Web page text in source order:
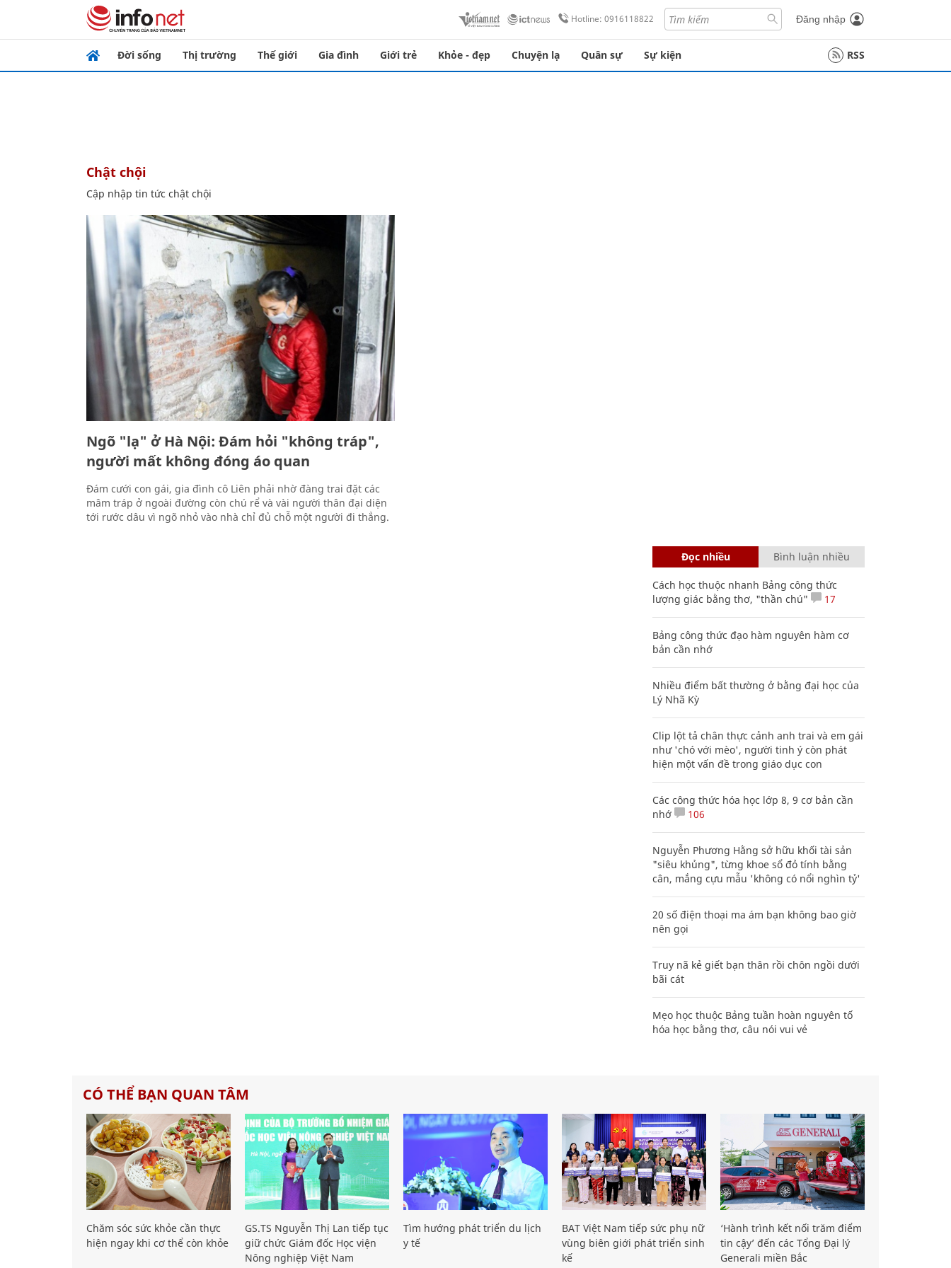
Hotline: 0916118822 Đăng nhập
Đời sống Thị trường Thế giới Gia đình Giới trẻ Khỏe - đẹp Chuyện lạ Quân sự Sự kiện RSS
chật chội
Cập nhập tin tức chật chội
Ngõ "lạ" ở Hà Nội: Đám hỏi "không tráp",
người mất không đóng áo quan
Đám cưới con gái, gia đình cô Liên phải nhờ đàng trai đặt các
mâm tráp ở ngoài đường còn chú rể và vài người thân đại diện
tới rước dâu vì ngõ nhỏ vào nhà chỉ đủ chỗ một người đi thẳng.
Đọc nhiều Bình luận nhiều
Cách học thuộc nhanh Bảng công thức
lượng giác bằng thơ, "thần chú"
17
Bảng công thức đạo hàm nguyên hàm cơ
bản cần nhớ
Nhiều điểm bất thường ở bằng đại học của
Lý Nhã Kỳ
Clip lột tả chân thực cảnh anh trai và em gái
như 'chó với mèo', người tinh ý còn phát
hiện một vấn đề trong giáo dục con
Các công thức hóa học lớp 8, 9 cơ bản cần
nhớ
106
Nguyễn Phương Hằng sở hữu khối tài sản
"siêu khủng", từng khoe sổ đỏ tính bằng
cân, mắng cựu mẫu 'không có nổi nghìn tỷ'
20 số điện thoại ma ám bạn không bao giờ
nên gọi
Truy nã kẻ giết bạn thân rồi chôn ngồi dưới
bãi cát
Mẹo học thuộc Bảng tuần hoàn nguyên tố
hóa học bằng thơ, câu nói vui vẻ
CÓ THỂ BẠN QUAN TÂM
Chăm sóc sức khỏe cần thực
hiện ngay khi cơ thể còn khỏe
GS.TS Nguyễn Thị Lan tiếp tục
giữ chức Giám đốc Học viện
Nông nghiệp Việt Nam
Tìm hướng phát triển du lịch
y tế
BAT Việt Nam tiếp sức phụ nữ
vùng biên giới phát triển sinh
kế
‘Hành trình kết nối trăm điểm
tin cậy’ đến các Tổng Đại lý
Generali miền Bắc